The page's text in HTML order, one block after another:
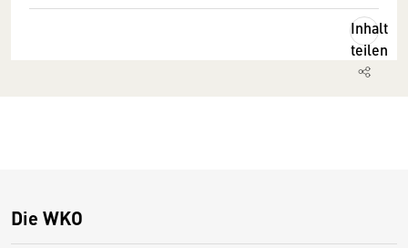
Inhalt
teilen
Die WKO